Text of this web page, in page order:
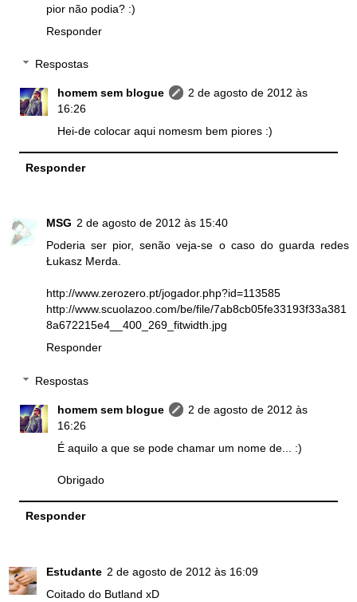
pior não podia? :)
Responder
Respostas
homem sem blogue
2 de agosto de 2012 às
16:26
Hei-de colocar aqui nomesm bem piores :)
Responder
MSG 2 de agosto de 2012 às 15:40
Poderia ser pior, senão veja-se o caso do guarda redes
Łukasz Merda.
http://www.zerozero.pt/jogador.php?id=113585
http://www.scuolazoo.com/be/file/7ab8cb05fe33193f33a381
8a672215e4__400_269_fitwidth.jpg
Responder
Respostas
homem sem blogue
2 de agosto de 2012 às
16:26
É aquilo a que se pode chamar um nome de... :)
Obrigado
Responder
Estudante 2 de agosto de 2012 às 16:09
Coitado do Butland xD